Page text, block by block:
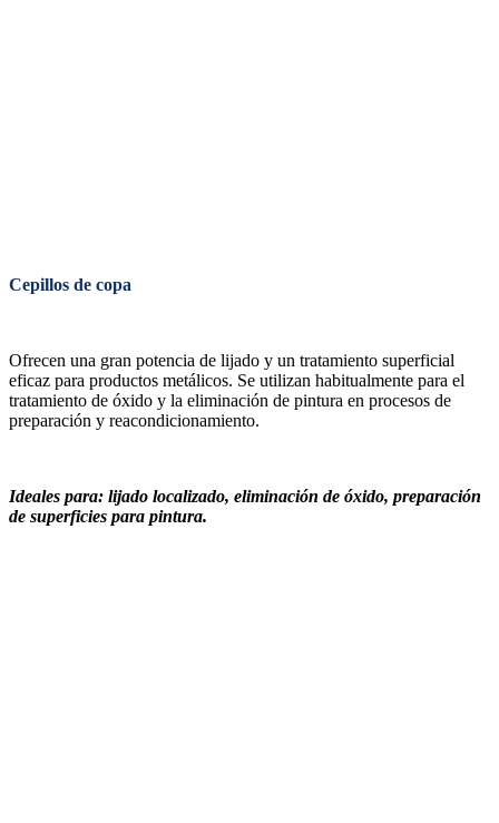
Cepillos de copa
Ofrecen una gran potencia de lijado y un tratamiento superficial
eficaz para productos metálicos. Se utilizan habitualmente para el
tratamiento de óxido y la eliminación de pintura en procesos de
preparación y reacondicionamiento.
Ideales para: lijado localizado, eliminación de óxido, preparación
de superficies para pintura.